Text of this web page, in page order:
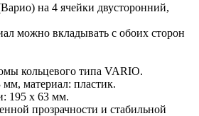
на 4 ячейки двусторонний,
можно вкладывать с обоих сторон
кольцевого типа VARIO.
мм, материал: пластик.
195 х 63 мм.
прозрачности и стабильной